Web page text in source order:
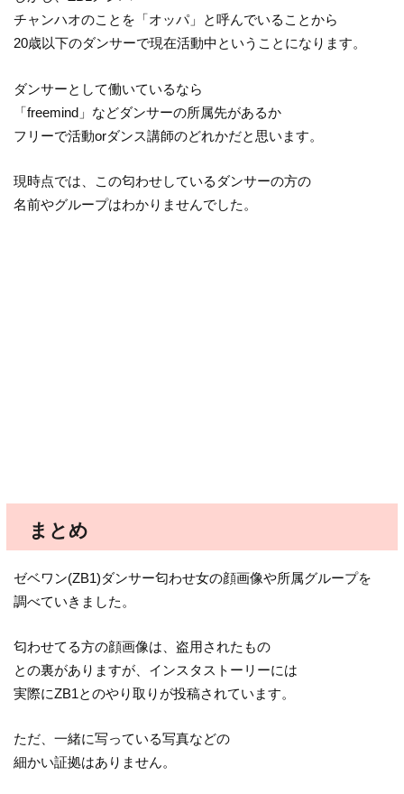
チャンハオのことを「オッパ」と呼んでいることから
20歳以下のダンサーで現在活動中ということになります。
ダンサーとして働いているなら
「freemind」などダンサーの所属先があるか
フリーで活動orダンス講師のどれかだと思います。
現時点では、この匂わせしているダンサーの方の
名前やグループはわかりませんでした。
まとめ
ゼベワン(ZB1)ダンサー匂わせ女の顔画像や所属グループを
調べていきました。
匂わせてる方の顔画像は、盗用されたもの
との裏がありますが、インスタストーリーには
実際にZB1とのやり取りが投稿されています。
ただ、一緒に写っている写真などの
細かい証拠はありません。